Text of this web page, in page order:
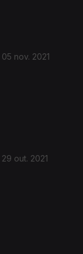
05 nov. 2021
29 out. 2021